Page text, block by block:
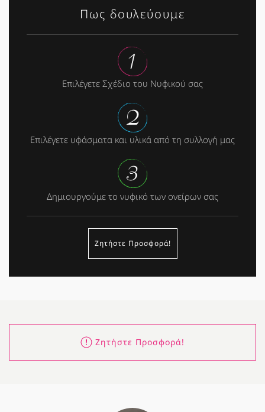
Πως δουλεύουμε
Επιλέγετε Σχέδιο του Νυφικού σας
Επιλέγετε υφάσματα και υλικά από τη συλλογή μας
Δημιουργούμε το νυφικό των ονείρων σας
Ζητήστε Προσφορά!
Ζητήστε Προσφορά!